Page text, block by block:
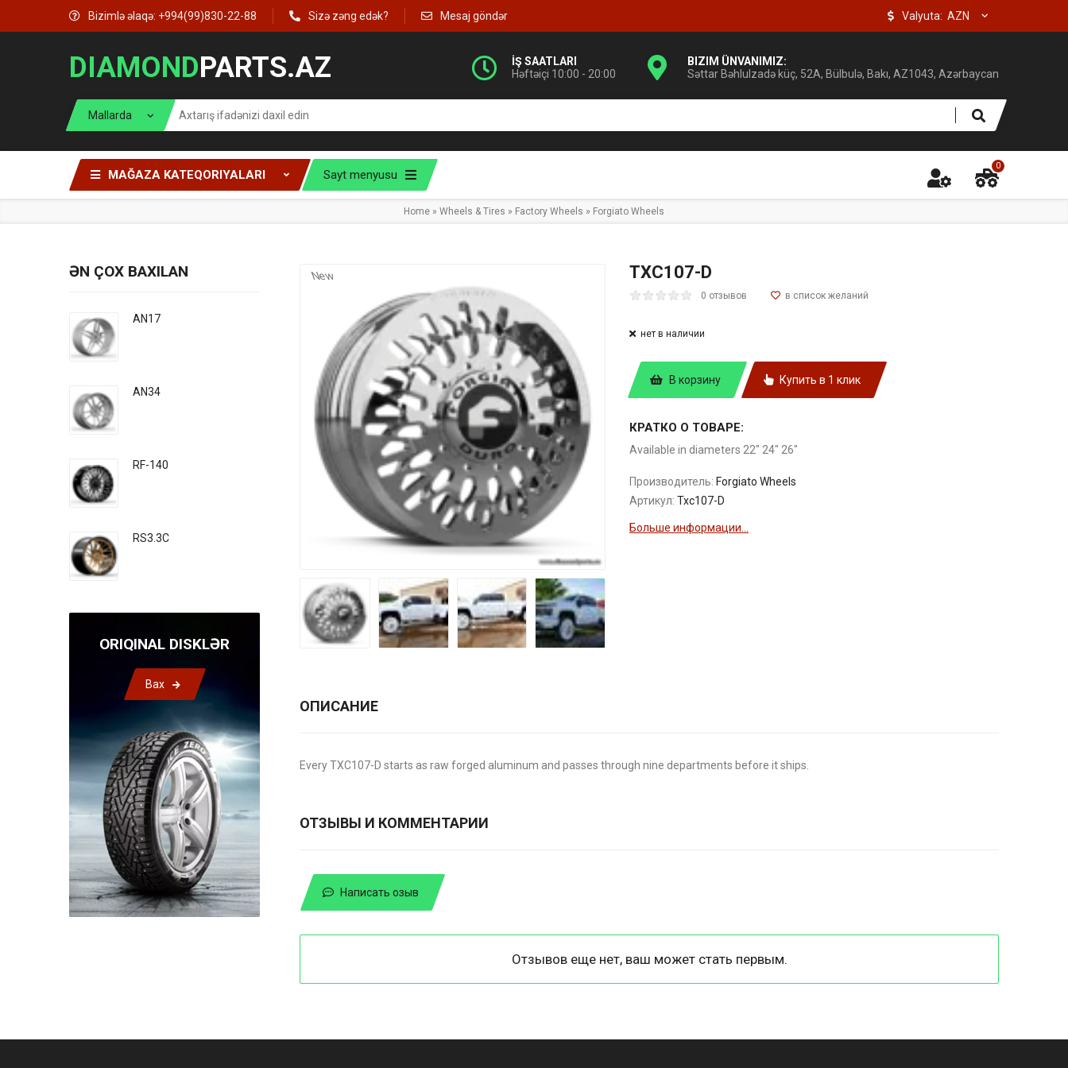
Bizimlə əlaqə: +994(99)830-22-88 Sizə zəng edək? Mesaj göndər Valyuta:
DIAMONDPARTS.AZ
İŞ SAATLARI
Həftəiçi 10:00 - 20:00
BIZIM ÜNVANIMIZ:
Səttar Bəhlulzadə küç, 52A, Bülbulə, Bakı, AZ1043, Azərbaycan
MAĞAZA KATEQORIYALARI Sayt menyusu
0
Home » Wheels & Tires » Factory Wheels » Forgiato Wheels
New TXC107-D
0 отзывов
нет в наличии
В корзину Купить в 1 клик
КРАТКО О ТОВАРЕ:
Available in diameters 22" 24" 26"
Производитель: Forgiato Wheels
Артикул: Txc107-D
Больше информации...
ОПИСАНИЕ
Every TXC107-D starts as raw forged aluminum and passes through nine departments before it ships.
ОТЗЫВЫ И КОММЕНТАРИИ
Написать озыв
Отзывов еще нет, ваш может стать первым.
ƏN ÇOX BAXILAN
AN17
AN34
RF-140
RS3.3C
ORIQINAL DISKLƏR
Bax